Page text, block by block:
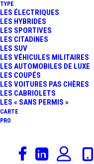
TYPE
LES ÉLECTRIQUES
LES HYBRIDES
LES SPORTIVES
LES CITADINES
LES SUV
LES VÉHICULES MILITAIRES
LES AUTOMOBILES DE LUXE
LES COUPÉS
LES VOITURES PAS CHÈRES
LES CABRIOLETS
LES « SANS PERMIS »
CARTE
PRO